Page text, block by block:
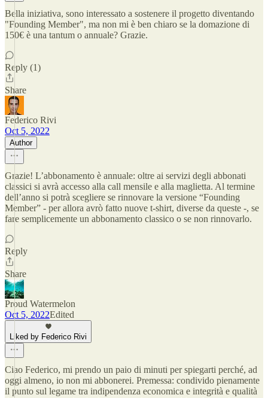
Bella iniziativa, sono interessato a sostenere il progetto diventando
"Founding Member", ma non mi è ben chiaro se la domazione di
150€ è una tantum o annuale? Grazie.
Reply (1)
Share
Federico Rivi
Oct 5, 2022
Author
Grazie! L’abbonamento è annuale: oltre ai servizi degli abbonati
classici si avrà accesso alla call mensile e alla maglietta. Al termine
dell’anno si potrà scegliere se rinnovare la versione “Founding
Member” - per allora avrò fatto nuove t-shirt, diverse da queste -, se
fare semplicemente un abbonamento classico o se non rinnovarlo.
Reply
Share
Proud Watermelon
Oct 5, 2022Edited
Liked by Federico Rivi
Ciao Federico, mi prendo un paio di minuti per spiegarti perché, ad
oggi almeno, io non mi abbonerei. Premessa: condivido pienamente
il punto sul legame tra indipendenza economica e integrità e qualità